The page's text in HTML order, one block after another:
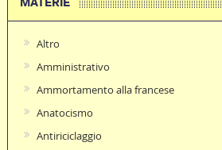
Altro
Amministrativo
Ammortamento alla francese
Anatocismo
Antiriciclaggio